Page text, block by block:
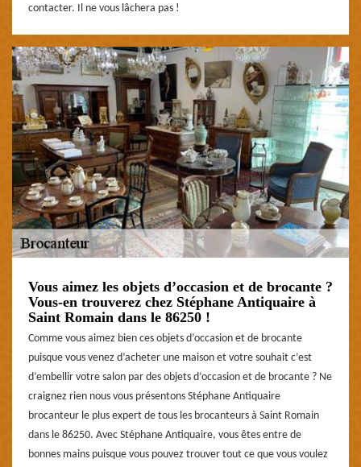
contacter. Il ne vous lâchera pas !
Vous aimez les objets d’occasion et de brocante ?
Vous-en trouverez chez Stéphane Antiquaire à
Saint Romain dans le 86250 !
Comme vous aimez bien ces objets d’occasion et de brocante
puisque vous venez d’acheter une maison et votre souhait c’est
d’embellir votre salon par des objets d’occasion et de brocante ? Ne
craignez rien nous vous présentons Stéphane Antiquaire
brocanteur le plus expert de tous les brocanteurs à Saint Romain
dans le 86250. Avec Stéphane Antiquaire, vous êtes entre de
bonnes mains puisque vous pouvez trouver tout ce que vous voulez